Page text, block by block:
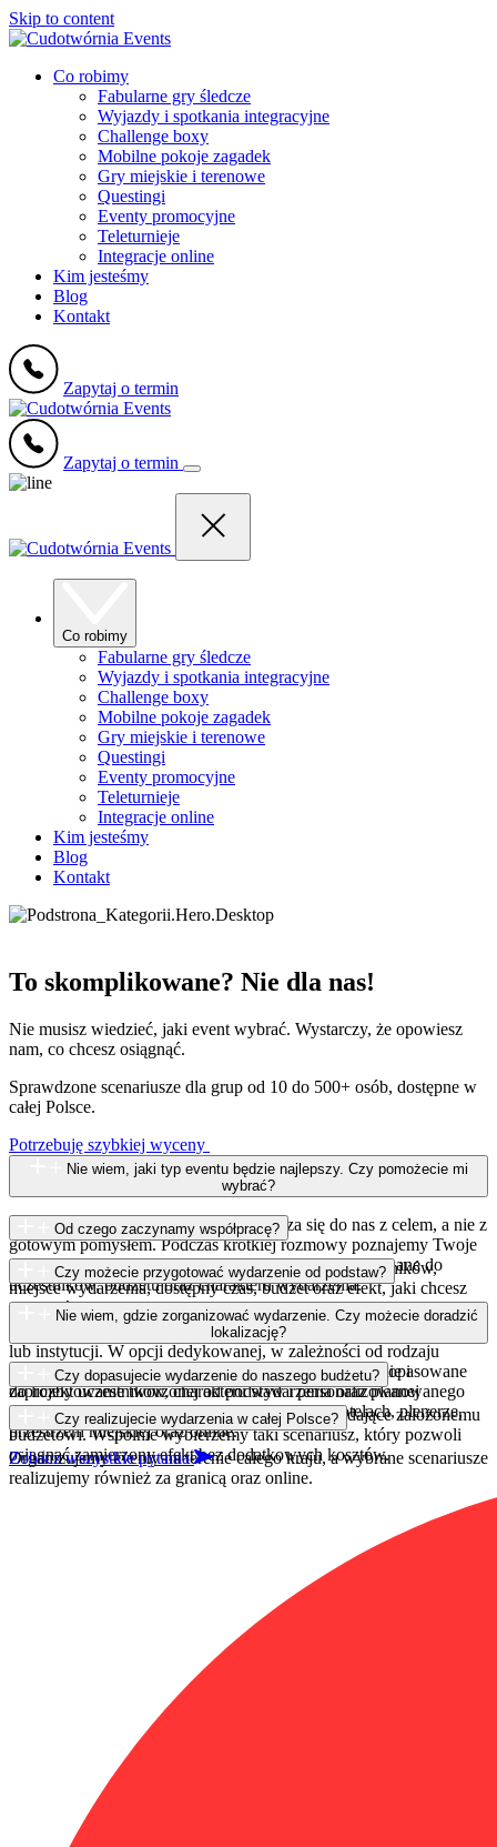
Skip to content
Co robimy
Fabularne gry śledcze
Wyjazdy i spotkania integracyjne
Challenge boxy
Mobilne pokoje zagadek
Gry miejskie i terenowe
Questingi
Eventy promocyjne
Teleturnieje
Integracje online
Kim jesteśmy
Blog
Kontakt
Zapytaj o termin
Zapytaj o termin
Co robimy
Fabularne gry śledcze
Wyjazdy i spotkania integracyjne
Challenge boxy
Mobilne pokoje zagadek
Gry miejskie i terenowe
Questingi
Eventy promocyjne
Teleturnieje
Integracje online
Kim jesteśmy
Blog
Kontakt
To skomplikowane? Nie dla nas!
Nie musisz wiedzieć, jaki event wybrać. Wystarczy, że opowiesz
nam, co chcesz osiągnąć.
Sprawdzone scenariusze dla grup od 10 do 500+ osób, dostępne w
całej Polsce.
Potrzebuję szybkiej wyceny
Nie wiem, jaki typ eventu będzie najlepszy. Czy pomożecie mi
wybrać?
Oczywiście – większość klientów zgłasza się do nas z celem, a nie z
gotowym pomysłem. Podczas krótkiej rozmowy poznajemy Twoje
potrzeby i proponujemy rozwiązanie najlepiej dopasowane do
uczestników, budżetu oraz charakteru wydarzenia.
Od czego zaczynamy współpracę?
Od rozmowy, podczas której zapytamy o liczbę uczestników,
miejsce wydarzenia, dostępny czas, budżet oraz efekt, jaki chcesz
osiągnąć. Na tej podstawie przygotujemy propozycję wydarzenia i
Czy możecie przygotować wydarzenie od podstaw?
Jasne, że tak! Realizujemy zarówno sprawdzone scenariusze, jak i
autorskie projekty tworzone specjalnie dla konkretnej firmy, miasta
lub instytucji. W opcji dedykowanej, w zależności od rodzaju
eventu, potrzebujemy ok. 1-3 miesięcy na zaplanowanie i
zaprojektowanie tworzonej od podstaw i personalizowanej
realizacji.
Nie wiem, gdzie zorganizować wydarzenie. Czy możecie doradzić
lokalizację?
Oczywiście, pomożemy Ci wybrać miejsce najlepiej dopasowane
do liczby uczestników, charakteru wydarzenia oraz planowanego
scenariusza. Organizujemy eventy w biurach, hotelach, plenerze,
przestrzeni miejskiej oraz online.
Czy dopasujecie wydarzenie do naszego budżetu?
Tak, zawsze proponujemy rozwiązania odpowiadające założonemu
budżetowi. Wspólnie wybierzemy taki scenariusz, który pozwoli
osiągnąć zamierzony efekt bez dodatkowych kosztów.
Czy realizujecie wydarzenia w całej Polsce?
Organizujemy eventy na terenie całego kraju, a wybrane scenariusze
realizujemy również za granicą oraz online.
Zobacz wszystkie pytania